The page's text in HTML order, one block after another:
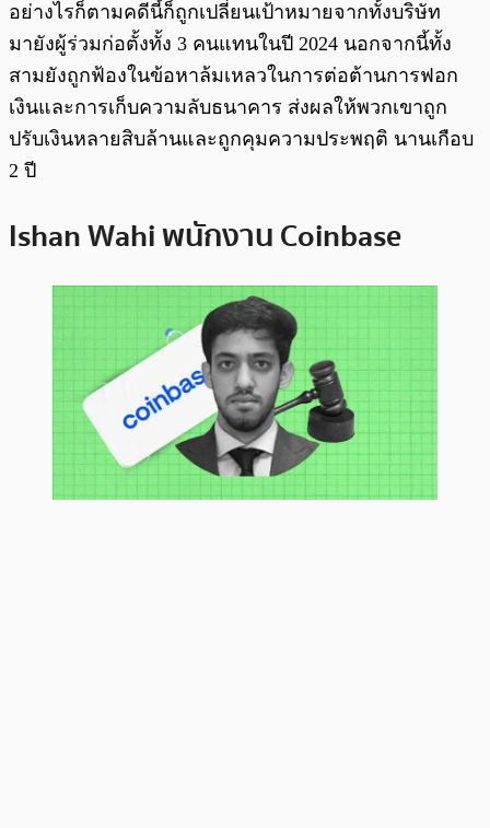
อย่างไรก็ตามคดีนี้ก็ถูกเปลี่ยนเป้าหมายจากทั้งบริษัท
มายังผู้ร่วมก่อตั้งทั้ง 3 คนแทนในปี 2024 นอกจากนี้ทั้ง
สามยังถูกฟ้องในข้อหาล้มเหลวในการต่อต้านการฟอก
เงินและการเก็บความลับธนาคาร ส่งผลให้พวกเขาถูก
ปรับเงินหลายสิบล้านและถูกคุมความประพฤติ นานเกือบ
2 ปี
Ishan Wahi พนักงาน Coinbase